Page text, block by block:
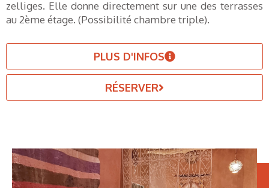
zelliges. Elle donne directement sur une des terrasses
au 2ème étage. (Possibilité chambre triple).
PLUS D'INFOS
RÉSERVER